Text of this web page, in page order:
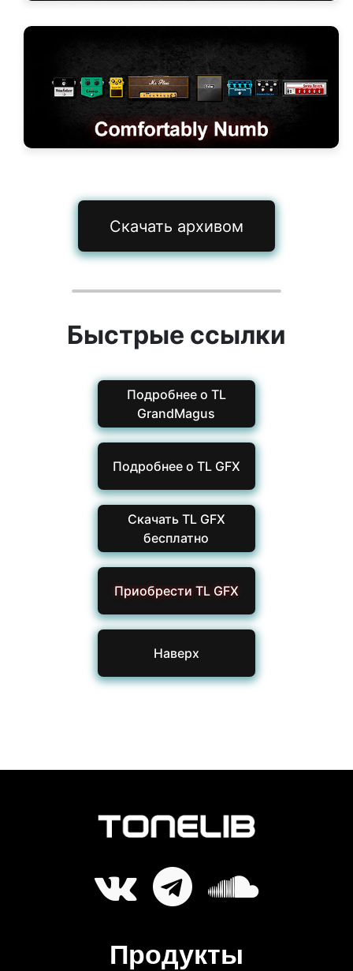
Скачать архивом
Быстрые ссылки
Подробнее о TL
GrandMagus
Подробнее о TL GFX
Скачать TL GFX
бесплатно
Приобрести TL GFX
Наверх
Продукты